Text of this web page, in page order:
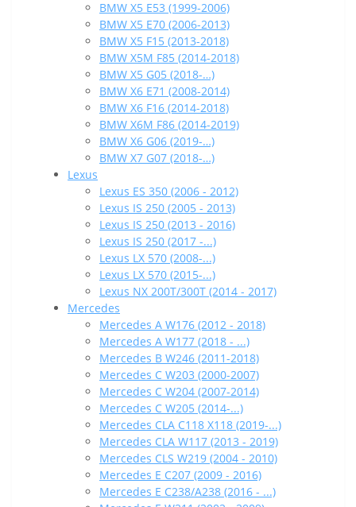
BMW X5 E53 (1999-2006)
BMW X5 E70 (2006-2013)
BMW X5 F15 (2013-2018)
BMW X5M F85 (2014-2018)
BMW X5 G05 (2018-…)
BMW X6 E71 (2008-2014)
BMW X6 F16 (2014-2018)
BMW X6M F86 (2014-2019)
BMW X6 G06 (2019-…)
BMW X7 G07 (2018-…)
Lexus
Lexus ES 350 (2006 - 2012)
Lexus IS 250 (2005 - 2013)
Lexus IS 250 (2013 - 2016)
Lexus IS 250 (2017 -...)
Lexus LX 570 (2008-...)
Lexus LX 570 (2015-...)
Lexus NX 200T/300T (2014 - 2017)
Mercedes
Mercedes A W176 (2012 - 2018)
Mercedes A W177 (2018 - ...)
Mercedes B W246 (2011-2018)
Mercedes C W203 (2000-2007)
Mercedes C W204 (2007-2014)
Mercedes C W205 (2014-...)
Mercedes CLA C118 X118 (2019-...)
Mercedes CLA W117 (2013 - 2019)
Mercedes CLS W219 (2004 - 2010)
Mercedes E C207 (2009 - 2016)
Mercedes E C238/A238 (2016 - ...)